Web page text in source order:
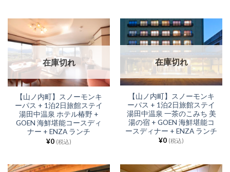
在庫切れ
【山ノ内町】スノーモンキ
ーパス + 1泊2日旅館ステイ
湯田中温泉 ホテル椿野 +
GOEN 海鮮堪能コースディ
ナー + ENZA ランチ
¥0 (税込)
在庫切れ
【山ノ内町】スノーモンキ
ーパス + 1泊2日旅館ステイ
湯田中温泉 一茶のこみち 美
湯の宿 + GOEN 海鮮堪能コ
ースディナー + ENZA ランチ
¥0 (税込)